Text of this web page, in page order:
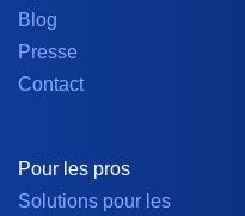
Blog
Presse
Contact
Pour les pros
Solutions pour les